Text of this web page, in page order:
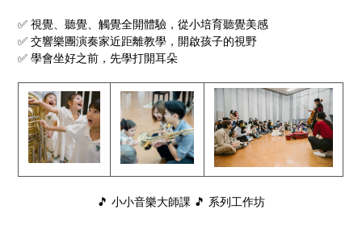
✅ 視覺、聽覺、觸覺全開體驗，從小培育聽覺美感
✅ 交響樂團演奏家近距離教學，開啟孩子的視野
✅ 學會坐好之前，先學打開耳朵
🎵 小小音樂大師課 🎵 系列工作坊